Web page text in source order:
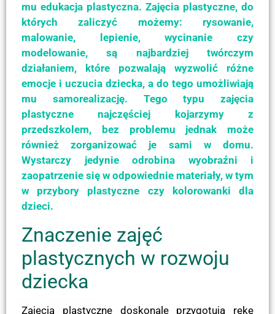
mu edukacja plastyczna. Zajęcia plastyczne, do
których zaliczyć możemy: rysowanie,
malowanie, lepienie, wycinanie czy
modelowanie, są najbardziej twórczym
działaniem, które pozwalają wyzwolić różne
emocje i uczucia dziecka, a do tego umożliwiają
mu samorealizację. Tego typu zajęcia
plastyczne najczęściej kojarzymy z
przedszkolem, bez problemu jednak może
również zorganizować je sami w domu.
Wystarczy jedynie odrobina wyobraźni i
zaopatrzenie się w odpowiednie materiały, w tym
w przybory plastyczne czy kolorowanki dla
dzieci.
Znaczenie zajęć
plastycznych w rozwoju
dziecka
Zajęcia plastyczne doskonale przygotują rękę